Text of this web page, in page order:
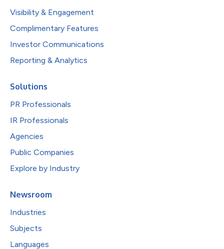
Visibility & Engagement
Complimentary Features
Investor Communications
Reporting & Analytics
Solutions
PR Professionals
IR Professionals
Agencies
Public Companies
Explore by Industry
Newsroom
Industries
Subjects
Languages